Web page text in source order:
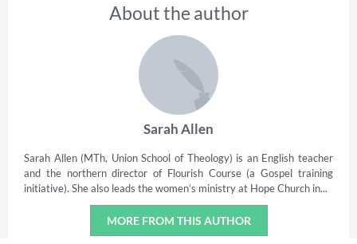
About the author
Sarah Allen
Sarah Allen (MTh, Union School of Theology) is an English teacher
and the northern director of Flourish Course (a Gospel training
initiative). She also leads the women’s ministry at Hope Church in...
MORE FROM THIS AUTHOR